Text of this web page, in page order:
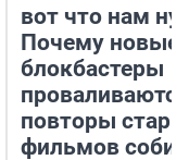
за 2 млрд
в Кузбассе